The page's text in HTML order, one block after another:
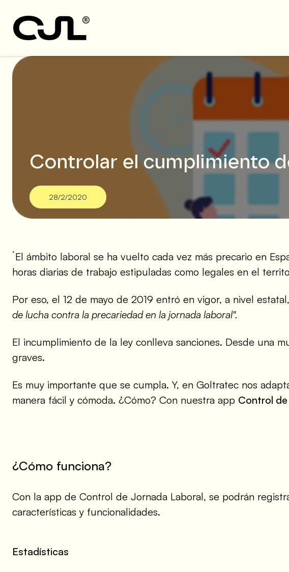
Controlar el cumplimiento
28/2/2020
`` El ámbito laboral se ha vuelto cada vez más precario en
horas diarias de trabajo estipuladas como legales en el
Por eso, el 12 de mayo de 2019 entró en vigor, a nivel estatal,
de lucha contra la precariedad en la jornada laboral".
El incumplimiento de la ley conlleva sanciones. Desde una
graves.
Es muy importante que se cumpla. Y, en Goltratec nos
manera fácil y cómoda. ¿Cómo? Con nuestra app Control
¿Cómo funciona?
Con la app de Control de Jornada Laboral, se podrán
características y funcionalidades.
Estadísticas